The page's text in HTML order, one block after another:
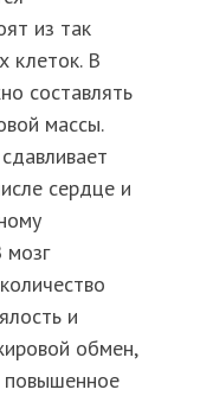
из так
клеток. В
составлять
массы.
сердце и
и
обмен,
повышенное